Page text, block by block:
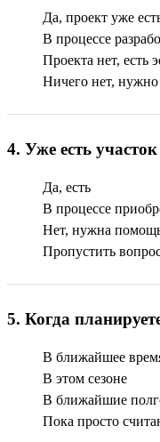
Да, проект уже
В процессе
Проекта нет, есть
Ничего нет, нужно
4. Уже есть
Да, есть
В процессе
Нет, нужна
Пропустить
5. Когда
В ближайшее
В этом сезоне
В ближайшие
Пока просто